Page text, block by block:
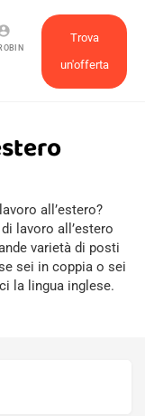
Trova
un'offerta
all’estero?
lavoro all’estero
varietà di posti
sei in coppia o sei
la lingua inglese.